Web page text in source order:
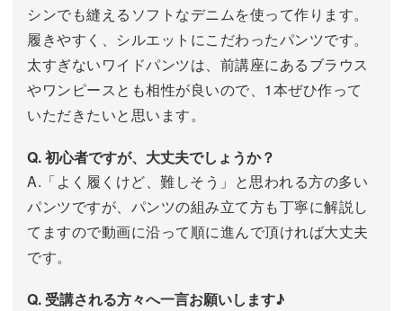
シンでも縫えるソフトなデニムを使って作ります。
履きやすく、シルエットにこだわったパンツです。
太すぎないワイドパンツは、前講座にあるブラウス
やワンピースとも相性が良いので、1本ぜひ作って
いただきたいと思います。
Q. 初心者ですが、大丈夫でしょうか？
A.「よく履くけど、難しそう」と思われる方の多い
パンツですが、パンツの組み立て方も丁寧に解説し
てますので動画に沿って順に進んで頂ければ大丈夫
です。
Q. 受講される方々へ一言お願いします♪